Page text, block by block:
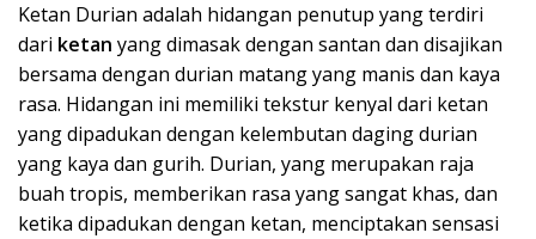
Ketan Durian adalah hidangan penutup yang terdiri
dari ketan yang dimasak dengan santan dan disajikan
bersama dengan durian matang yang manis dan kaya
rasa. Hidangan ini memiliki tekstur kenyal dari ketan
yang dipadukan dengan kelembutan daging durian
yang kaya dan gurih. Durian, yang merupakan raja
buah tropis, memberikan rasa yang sangat khas, dan
ketika dipadukan dengan ketan, menciptakan sensasi